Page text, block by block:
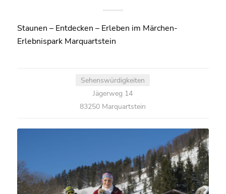
Staunen – Entdecken – Erleben im Märchen-
Erlebnispark Marquartstein
Sehenswürdigkeiten
Jägerweg 14
83250 Marquartstein